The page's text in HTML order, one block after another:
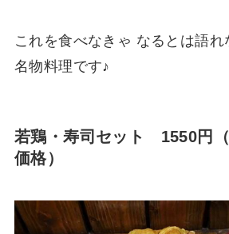
これを食べなきゃ なるとは語
名物料理です♪
若鶏・寿司セット 1550円
価格）